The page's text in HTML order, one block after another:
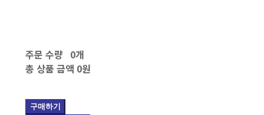
주문 수량 0개
총 상품 금액 0원
구매하기